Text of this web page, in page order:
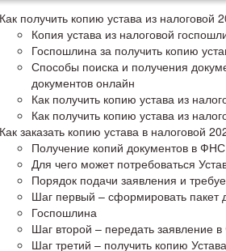
Как получить копию устава из налоговой
Копия устава из налоговой
Госпошлина за получить копию
Способы поиска и получения
документов онлайн
Как получить копию устава из
Как получить копию устава из
Как заказать копию устава в налоговой
Получение копий документов в ФНС
Для чего может потребоваться
Порядок подачи заявления и
Шаг первый – сформировать пакет
Госпошлина
Шаг второй – передать заявление
Шаг третий – получить копию Устава